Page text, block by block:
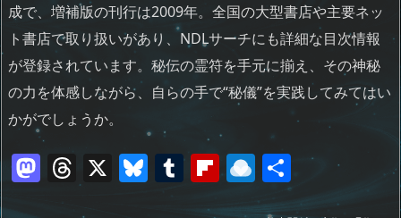
成で、増補版の刊行は2009年。全国の大型書店や主要ネッ
ト書店で取り扱いがあり、NDLサーチにも詳細な目次情報
が登録されています。秘伝の霊符を手元に揃え、その神秘
の力を体感しながら、自らの手で“秘儀”を実践してみてはい
かがでしょうか。
M T
h
X Bl T Fl R
ai
共
有